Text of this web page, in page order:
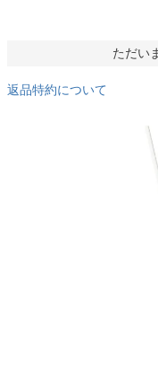
ただい
返品特約について